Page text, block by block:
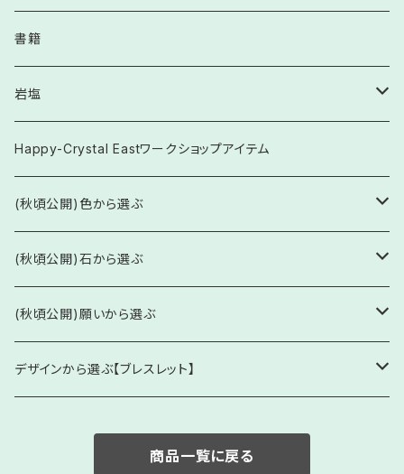
書籍
岩塩
食用
お守り塩
Happy-Crystal Eastワークショップアイテム
(秋頃公開)色から選ぶ
透明・白系
ブレスレット
ネックレス他
ピンク系
緑・黄緑・深緑色系
(秋頃公開)石から選ぶ
水晶・水晶系
水晶(クリスタルクォーツ)
「あ行」の頭文字 (あ / い / う / え / お)
(秋頃公開)願いから選ぶ
1. 厄除け・開運・魔除け(占術など)
デザインから選ぶ【ブレスレット】
商品一覧に戻る